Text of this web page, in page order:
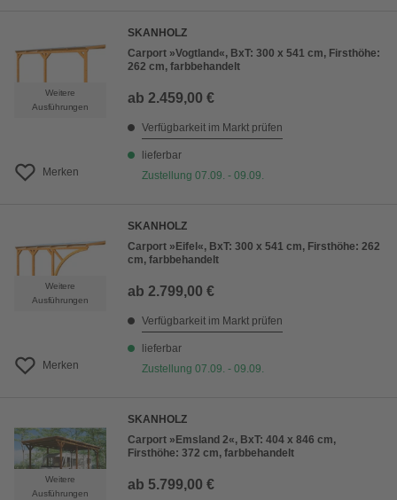
Weitere
Ausführungen
Merken
SKANHOLZ
Carport »Vogtland«, BxT: 300 x 541 cm, Firsthöhe:
262 cm, farbbehandelt
ab 2.459,00 €
Verfügbarkeit im Markt prüfen
lieferbar
Zustellung 07.09. - 09.09.
Weitere
Ausführungen
Merken
SKANHOLZ
Carport »Eifel«, BxT: 300 x 541 cm, Firsthöhe: 262
cm, farbbehandelt
ab 2.799,00 €
Verfügbarkeit im Markt prüfen
lieferbar
Zustellung 07.09. - 09.09.
Weitere
Ausführungen
SKANHOLZ
Carport »Emsland 2«, BxT: 404 x 846 cm,
Firsthöhe: 372 cm, farbbehandelt
ab 5.799,00 €